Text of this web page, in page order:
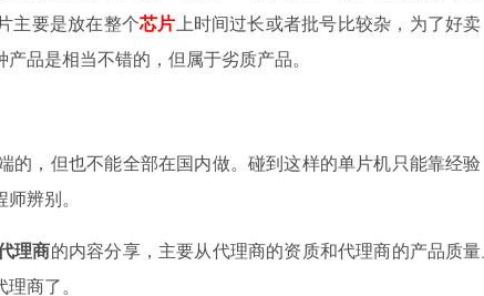
主要是放在整个芯片上时间过长或者批号比较杂，为了好
品是相当不错的，但属于劣质产品。
，但也不能全部在国内做。碰到这样的单片机只能靠经
辨别。
理商的内容分享，主要从代理商的资质和代理商的产品质
商了。